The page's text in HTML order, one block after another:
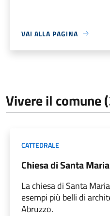
VAI ALLA PAGINA
Vivere il comune
CATTEDRALE
Chiesa di Santa
La chiesa di Santa
esempi più belli di
Abruzzo.